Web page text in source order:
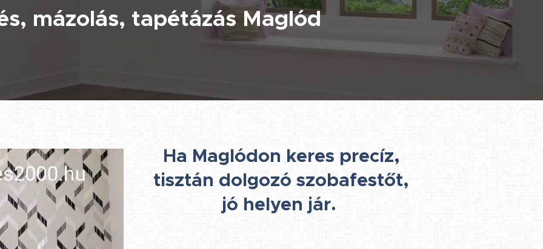
mázolás, tapétázás Maglód
Ha Maglódon keres precíz,
tisztán dolgozó szobafestőt,
jó helyen jár.